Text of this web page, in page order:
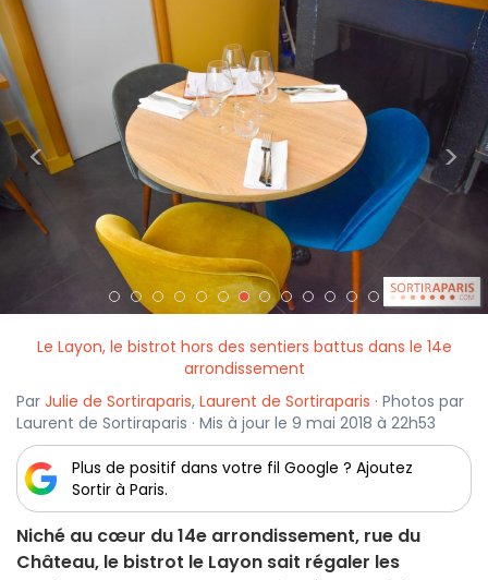
< >
Le Layon, le bistrot hors des sentiers battus dans le 14e
arrondissement
Par Julie de Sortiraparis, Laurent de Sortiraparis · Photos par
Laurent de Sortiraparis · Mis à jour le 9 mai 2018 à 22h53
Plus de positif dans votre fil Google ? Ajoutez
Sortir à Paris.
Niché au cœur du 14e arrondissement, rue du
Château, le bistrot le Layon sait régaler les